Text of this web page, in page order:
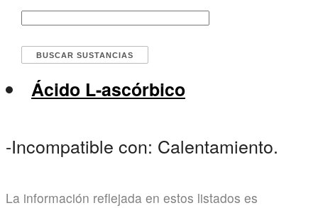
Ácido L-ascórbico
-Incompatible con: Calentamiento.
La información reflejada en estos listados es